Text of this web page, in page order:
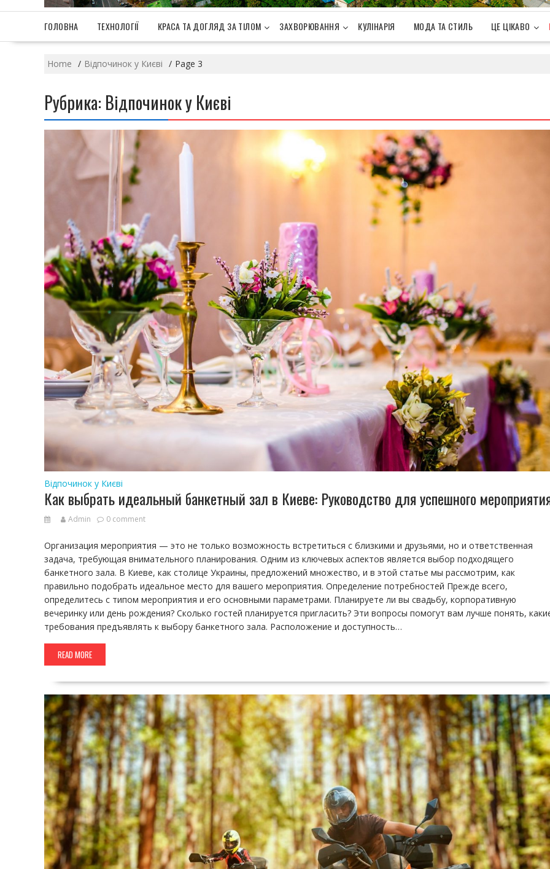
ГОЛОВНА ТЕХНОЛОГІЇ КРАСА ТА ДОГЛЯД ЗА ТІЛОМ ЗАХВОРЮВАННЯ КУЛІНАРІЯ МОДА ТА СТИЛЬ ЦЕ ЦІКАВО
Home Відпочинок у Києві Page 3
Рубрика: Відпочинок у Києві
Відпочинок у Києві
Как выбрать идеальный банкетный зал в Киеве: Руководство для успешного
Admin 0 comment
Организация мероприятия — это не только возможность встретиться с близкими и друзьями, но и ответственная
задача, требующая внимательного планирования. Одним из ключевых аспектов является выбор подходящего
банкетного зала. В Киеве, как столице Украины, предложений множество, и в этой статье мы рассмотрим, как
правильно подобрать идеальное место для вашего мероприятия. Определение потребностей Прежде всего,
определитесь с типом мероприятия и его основными параметрами. Планируете ли вы свадьбу, корпоративную
вечеринку или день рождения? Сколько гостей планируется пригласить? Эти вопросы помогут вам лучше понять,
требования предъявлять к выбору банкетного зала. Расположение и доступность…
READ MORE